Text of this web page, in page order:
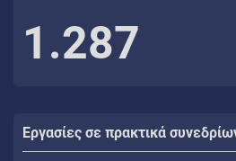
1.287
Εργασίες σε πρακτικά